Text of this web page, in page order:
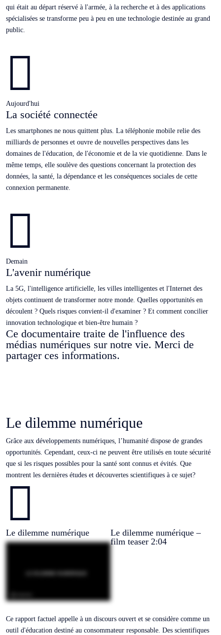
qui était au départ réservé à l'armée, à la recherche et à des applications
spécialisées se transforme peu à peu en une technologie destinée au grand
public.

Aujourd'hui
La société connectée
Les smartphones ne nous quittent plus. La téléphonie mobile relie des
milliards de personnes et ouvre de nouvelles perspectives dans les
domaines de l'éducation, de l'économie et de la vie quotidienne. Dans le
même temps, elle soulève des questions concernant la protection des
données, la santé, la dépendance et les conséquences sociales de cette
connexion permanente.

Demain
L'avenir numérique
La 5G, l'intelligence artificielle, les villes intelligentes et l'Internet des
objets continuent de transformer notre monde. Quelles opportunités en
découlent ? Quels risques convient-il d'examiner ? Et comment concilier
innovation technologique et bien-être humain ?
Ce documentaire traite de l'influence des
médias numériques sur notre vie. Merci de
partager ces informations.
Le dilemme numérique
Grâce aux développements numériques, l’humanité dispose de grandes
opportunités. Cependant, ceux-ci ne peuvent être utilisés en toute sécurité
que si les risques possibles pour la santé sont connus et évités. Que
montrent les dernières études et découvertes scientifiques à ce sujet?

Le dilemme numérique
Le dilemme numérique –
film teaser 2:04
Ce rapport factuel appelle à un discours ouvert et se considère comme un
outil d'éducation destiné au consommateur responsable. Des scientifiques